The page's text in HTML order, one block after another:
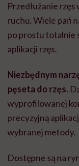
Przedłużanie
ruchu. Wiele pań
po prostu totalnie
aplikacji rzęs.
Niezbędnym
pęseta do rzęs.
wyprofilowanej
precyzyjną
wybranej metody.
Dostępne są na